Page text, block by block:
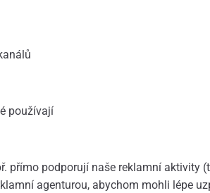
používají
přímo podporují naše reklamní aktivity
agenturou, abychom mohli lépe